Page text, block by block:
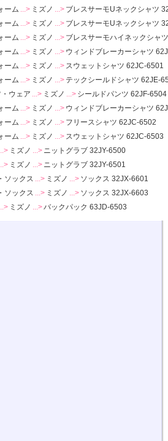
ーム ...> ミズノ ...> ブレスサーモUネックシャツ
ーム ...> ミズノ ...> ブレスサーモUネックシャツ
ーム ...> ミズノ ...> ブレスサーモハイネックシャ
ーム ...> ミズノ ...> ウィンドブレーカーシャツ
ーム ...> ミズノ ...> スウェットシャツ 62JC-6501
ーム ...> ミズノ ...> テックシールドシャツ 62JE-
ウェア ...> ミズノ ...> シールドパンツ 62JF-6504
ーム ...> ミズノ ...> ウィンドブレーカーシャツ
ーム ...> ミズノ ...> フリースシャツ 62JC-6502
ーム ...> ミズノ ...> スウェットシャツ 62JC-6503
ミズノ ...> ニットグラブ 32JY-6500
ミズノ ...> ニットグラブ 32JY-6501
ソックス ...> ミズノ ...> ソックス 32JX-6601
ソックス ...> ミズノ ...> ソックス 32JX-6603
ミズノ ...>バックパック 63JD-6503